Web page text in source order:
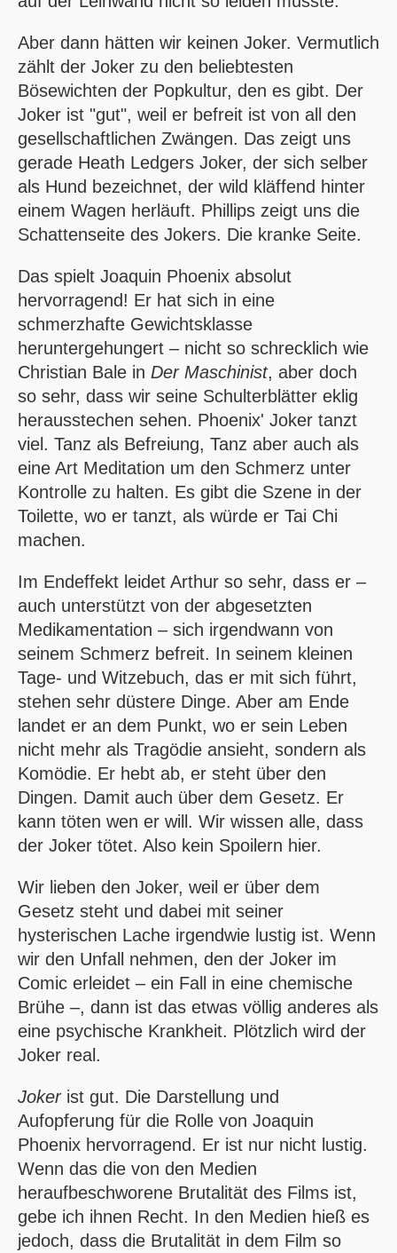
Aber dann hätten wir keinen Joker. Vermutlich
zählt der Joker zu den beliebtesten
Bösewichten der Popkultur, den es gibt. Der
Joker ist "gut", weil er befreit ist von all den
gesellschaftlichen Zwängen. Das zeigt uns
gerade Heath Ledgers Joker, der sich selber
als Hund bezeichnet, der wild kläffend hinter
einem Wagen herläuft. Phillips zeigt uns die
Schattenseite des Jokers. Die kranke Seite.
Das spielt Joaquin Phoenix absolut
hervorragend! Er hat sich in eine
schmerzhafte Gewichtsklasse
heruntergehungert – nicht so schrecklich wie
Christian Bale in Der Maschinist, aber doch
so sehr, dass wir seine Schulterblätter eklig
herausstechen sehen. Phoenix' Joker tanzt
viel. Tanz als Befreiung, Tanz aber auch als
eine Art Meditation um den Schmerz unter
Kontrolle zu halten. Es gibt die Szene in der
Toilette, wo er tanzt, als würde er Tai Chi
machen.
Im Endeffekt leidet Arthur so sehr, dass er –
auch unterstützt von der abgesetzten
Medikamentation – sich irgendwann von
seinem Schmerz befreit. In seinem kleinen
Tage- und Witzebuch, das er mit sich führt,
stehen sehr düstere Dinge. Aber am Ende
landet er an dem Punkt, wo er sein Leben
nicht mehr als Tragödie ansieht, sondern als
Komödie. Er hebt ab, er steht über den
Dingen. Damit auch über dem Gesetz. Er
kann töten wen er will. Wir wissen alle, dass
der Joker tötet. Also kein Spoilern hier.
Wir lieben den Joker, weil er über dem
Gesetz steht und dabei mit seiner
hysterischen Lache irgendwie lustig ist. Wenn
wir den Unfall nehmen, den der Joker im
Comic erleidet – ein Fall in eine chemische
Brühe –, dann ist das etwas völlig anderes als
eine psychische Krankheit. Plötzlich wird der
Joker real.
Jokerist gut. Die Darstellung und
Aufopferung für die Rolle von Joaquin
Phoenix hervorragend. Er ist nur nicht lustig.
Wenn das die von den Medien
heraufbeschworene Brutalität des Films ist,
gebe ich ihnen Recht. In den Medien hieß es
jedoch, dass die Brutalität in dem Film so